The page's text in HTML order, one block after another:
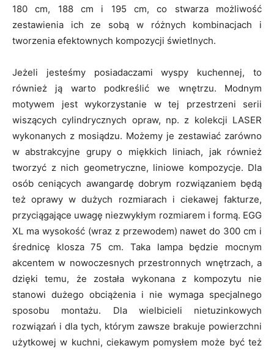
180 cm, 188 cm i 195 cm, co stwarza możliwość
zestawienia ich ze sobą w różnych kombinacjach i
tworzenia efektownych kompozycji świetlnych.
Jeżeli jesteśmy posiadaczami wyspy kuchennej, to
również ją warto podkreślić we wnętrzu. Modnym
motywem jest wykorzystanie w tej przestrzeni serii
wiszących cylindrycznych opraw, np. z kolekcji LASER
wykonanych z mosiądzu. Możemy je zestawiać zarówno
w abstrakcyjne grupy o miękkich liniach, jak również
tworzyć z nich geometryczne, liniowe kompozycje. Dla
osób ceniących awangardę dobrym rozwiązaniem będą
też oprawy w dużych rozmiarach i ciekawej fakturze,
przyciągające uwagę niezwykłym rozmiarem i formą. EGG
XL ma wysokość (wraz z przewodem) nawet do 300 cm i
średnicę klosza 75 cm. Taka lampa będzie mocnym
akcentem w nowoczesnych przestronnych wnętrzach, a
dzięki temu, że została wykonana z kompozytu nie
stanowi dużego obciążenia i nie wymaga specjalnego
sposobu montażu. Dla wielbicieli nietuzinkowych
rozwiązań i dla tych, którym zawsze brakuje powierzchni
użytkowej w kuchni, ciekawym pomysłem może być też